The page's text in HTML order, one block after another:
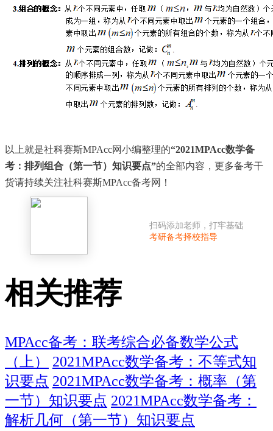
以上就是社科赛斯MPAcc网小编整理的“2021MPAcc数学备
考：排列组合（第一节）知识要点”的全部内容，更多备考干
货请持续关注社科赛斯MPAcc备考网！
扫码添加老师，打牢基础
考研备考择校指导
相关推荐
MPAcc备考：联考综合必备数学公式
（上）
2021MPAcc数学备考：不等式知
识要点 2021MPAcc数学备考：概率（第
一节）知识要点 2021MPAcc数学备考：
解析几何（第一节）知识要点